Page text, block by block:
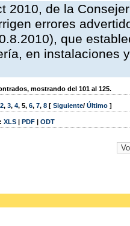
2010, de la
errores
que
en instalaciones
mostrando del 101 al 125.
2, 3, 4, 5, 6, 7, 8 [ Siguiente/ Último ]
XLS | PDF | ODT